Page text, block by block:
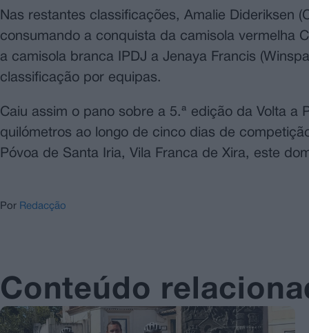
Nas restantes classificações, Amalie Dideriksen
consumando a conquista da camisola vermelha
a camisola branca IPDJ a Jenaya Francis
classificação por equipas.
Caiu assim o pano sobre a 5.ª edição da Volta a
quilómetros ao longo de cinco dias de
Póvoa de Santa Iria, Vila Franca de Xira, este
Por Redacção
Conteúdo